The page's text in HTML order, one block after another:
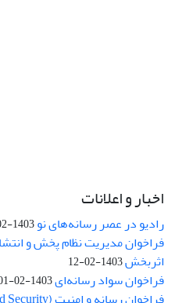
اخبار و اعلانات
رادیو در عصر رسانه‌های نو1403-02-01
فراخوان مدیریت نظام پخش و
اثربخش1403-02-12
فراخوان سواد رسانه‌ای1403-02-01